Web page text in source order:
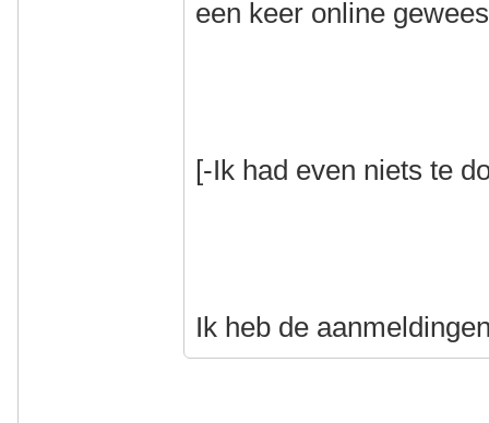
een keer online
[-Ik had even niets te
Ik heb de